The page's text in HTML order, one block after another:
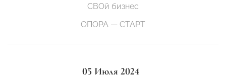
СВОй бизнес
ОПОРА — СТАРТ
05 Июля 2024